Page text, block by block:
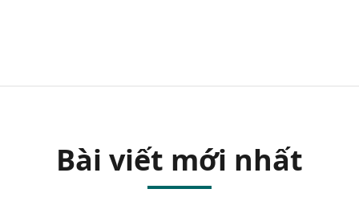
Bài viết mới nhất